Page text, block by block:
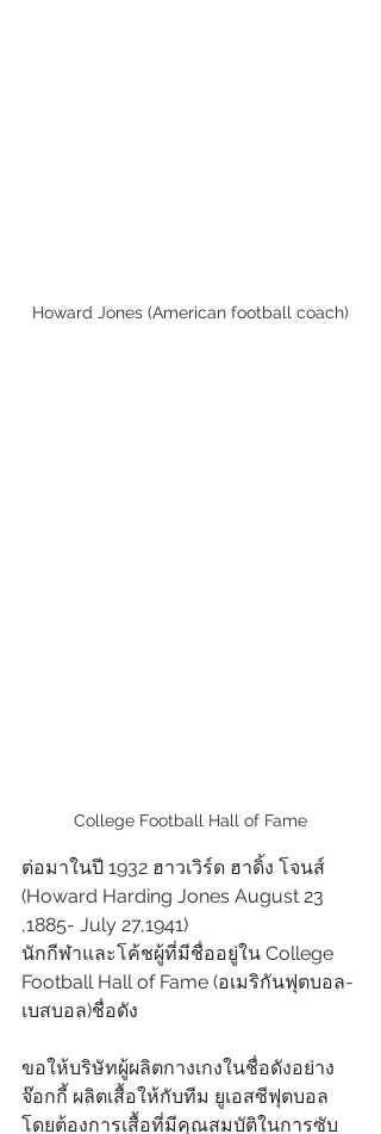
Howard Jones (American football coach)
College Football Hall of Fame
ต่อมาในปี 1932 ฮาวเวิร์ด ฮาดิ้ง โจนส์
(Howard Harding Jones August 23
,1885- July 27,1941)
นักกีฬาและโค้ชผู้ที่มีชื่ออยู่ใน College
Football Hall of Fame (อเมริกันฟุตบอล-
เบสบอล)ชื่อดัง
ขอให้บริษัทผู้ผลิตกางเกงในชื่อดังอย่าง
จ๊อกกี้ ผลิตเสื้อให้กับทีม ยูเอสซีฟุตบอล
โดยต้องการเสื้อที่มีคุณสมบัติในการซับ